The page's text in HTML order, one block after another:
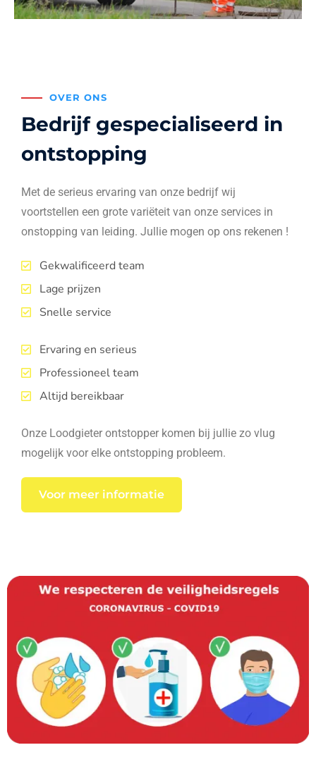
OVER ONS
Bedrijf gespecialiseerd in
ontstopping
Met de serieus ervaring van onze bedrijf wij
voortstellen een grote variëteit van onze services in
onstopping van leiding. Jullie mogen op ons rekenen !
Gekwalificeerd team
Lage prijzen
Snelle service
Ervaring en serieus
Professioneel team
Altijd bereikbaar
Onze Loodgieter ontstopper komen bij jullie zo vlug
mogelijk voor elke ontstopping probleem.
Voor meer informatie